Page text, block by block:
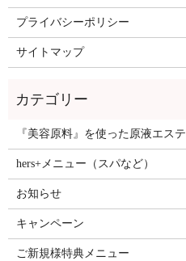
プライバシーポリシー
サイトマップ
『美容原料』を使った原液エステ
hers+メニュー（スパなど）
お知らせ
キャンペーン
ご新規様特典メニュー